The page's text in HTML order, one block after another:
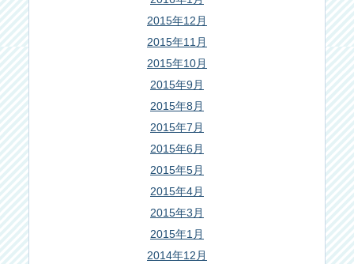
2015年12月
2015年11月
2015年10月
2015年9月
2015年8月
2015年7月
2015年6月
2015年5月
2015年4月
2015年3月
2015年1月
2014年12月